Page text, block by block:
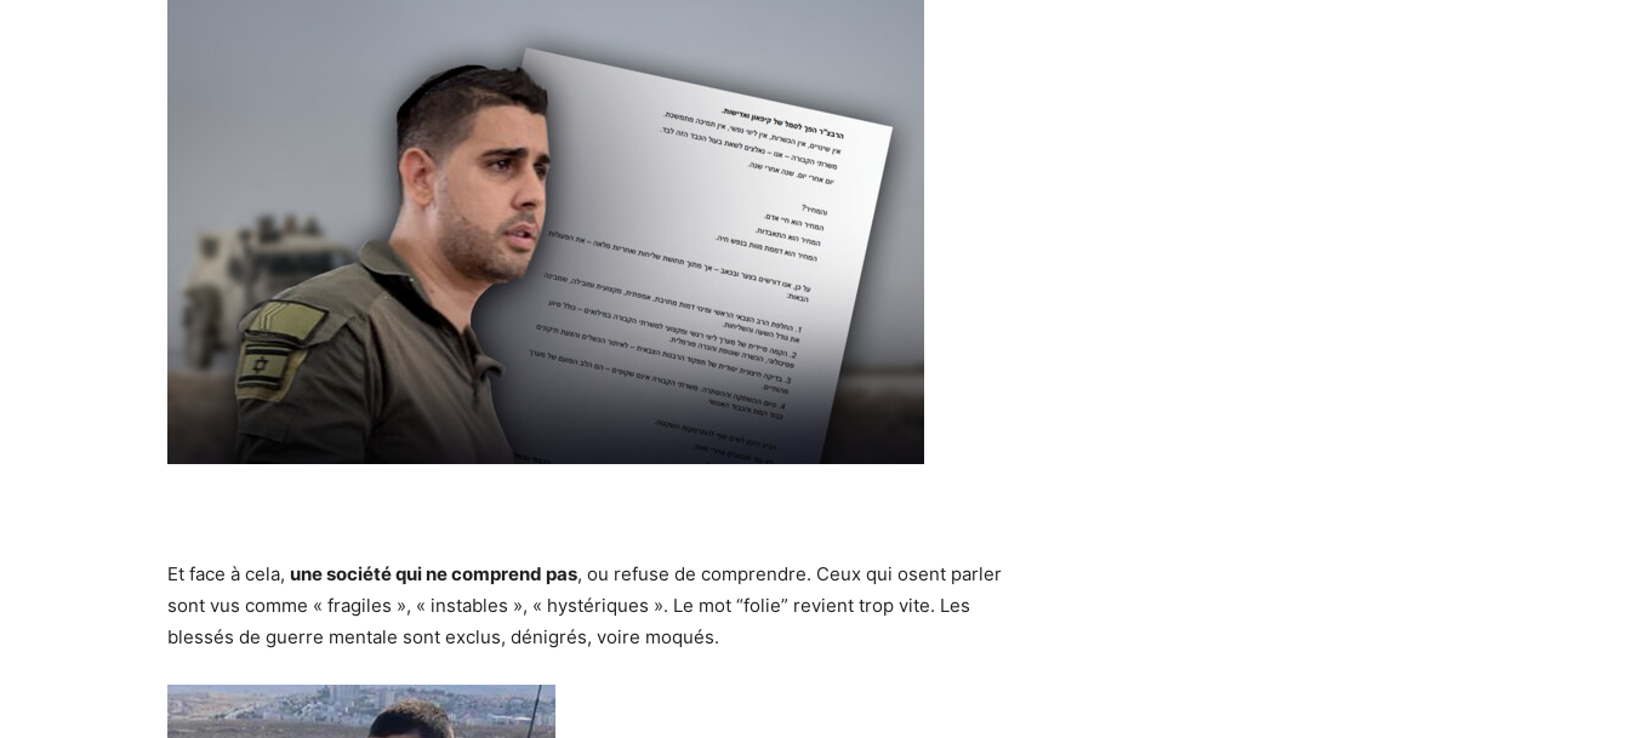
Et face à cela, une société qui ne comprend pas, ou refuse de comprendre. Ceux qui osent parler
sont vus comme « fragiles », « instables », « hystériques ». Le mot “folie” revient trop vite. Les
blessés de guerre mentale sont exclus, dénigrés, voire moqués.